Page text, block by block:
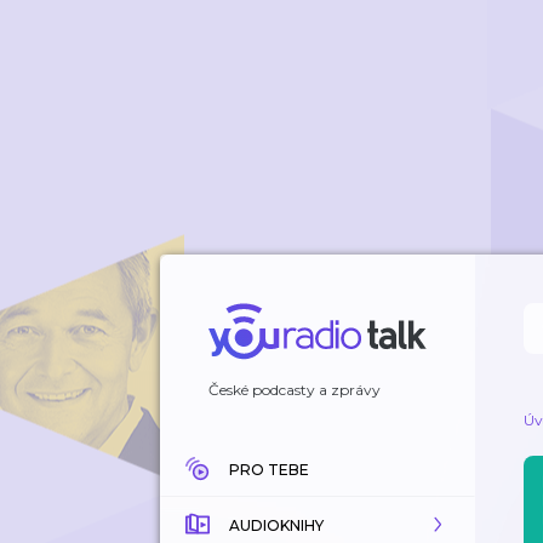
České podcasty a zprávy
PRO TEBE
AUDIOKNIHY